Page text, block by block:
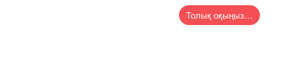
Толық оқыңыз…